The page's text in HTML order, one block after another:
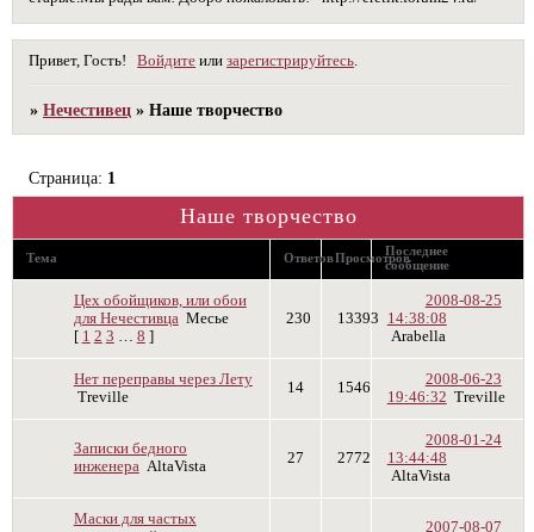
Привет, Гость! Войдите илизарегистрируйтесь
»Нечестивец »Наше творчество
Наше творчество
Страница: 1
Тема ОтветовПросмотровПоследнее
сообщение
Цех обойщиков, или обои
для Нечестивца Месье
[ 1 2 3 8 ]
230 13393
2008-08-25
14:38:08
Arabella
Нет переправы через Лету
Treville
14 1546
2008-06-23
19:46:32 Treville
Записки бедного
инженера AltaVista 27 2772
2008-01-24
13:44:48
AltaVista
Маски для частых
2007-08-07